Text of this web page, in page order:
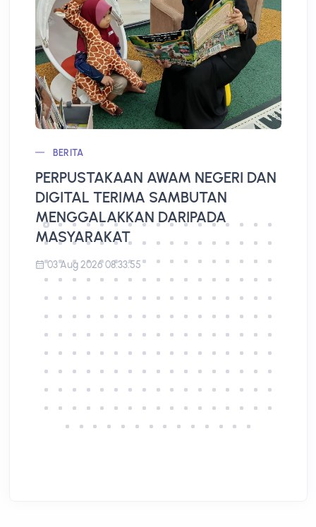
BERITA
PERPUSTAKAAN AWAM NEGERI DAN
DIGITAL TERIMA SAMBUTAN
MENGGALAKKAN DARIPADA
MASYARAKAT
03 Aug 2026 08:33:55